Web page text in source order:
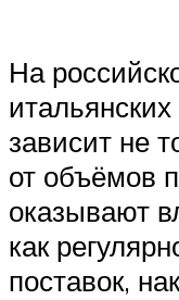
На
зависит не
от объёмов
оказывают
как
поставок,